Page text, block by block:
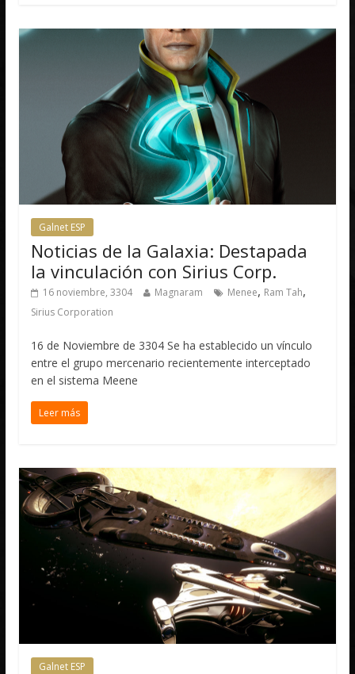
Galnet ESP
Noticias de la Galaxia: Destapada
la vinculación con Sirius Corp.
16 noviembre, 3304 Magnaram Menee, Ram Tah,
Sirius Corporation
16 de Noviembre de 3304 Se ha establecido un vínculo
entre el grupo mercenario recientemente interceptado
en el sistema Meene
Leer más
Galnet ESP